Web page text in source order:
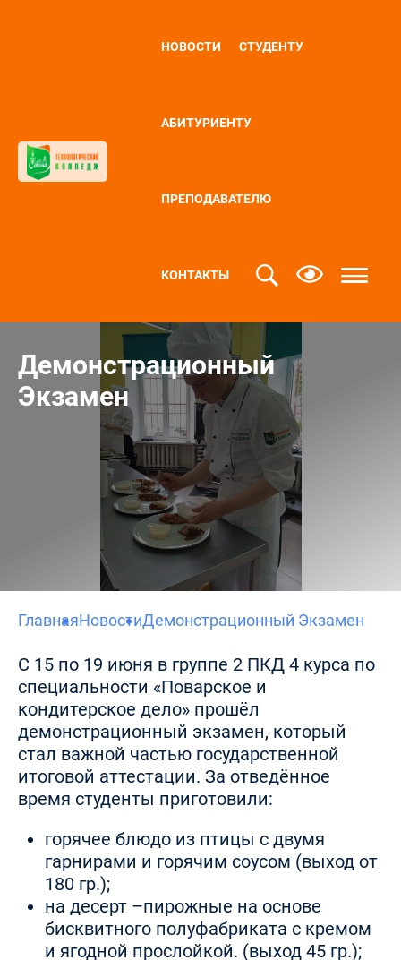
НОВОСТИ СТУДЕНТУ
АБИТУРИЕНТУ
ПРЕПОДАВАТЕЛЮ
КОНТАКТЫ
Демонстрационный
Экзамен
ГлавнаяНовостиДемонстрационный Экзамен
С 15 по 19 июня в группе 2 ПКД 4 курса по
специальности «Поварское и
кондитерское дело» прошёл
демонстрационный экзамен, который
стал важной частью государственной
итоговой аттестации. За отведённое
время студенты приготовили:
горячее блюдо из птицы с двумя
гарнирами и горячим соусом (выход от
180 гр.);
на десерт –пирожные на основе
бисквитного полуфабриката с кремом
и ягодной прослойкой. (выход 45 гр.);